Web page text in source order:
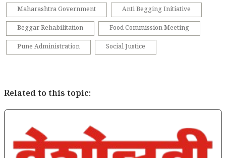
Maharashtra Government
Anti Begging Initiative
Beggar Rehabilitation
Food Commission Meeting
Pune Administration
Social Justice
Related to this topic: